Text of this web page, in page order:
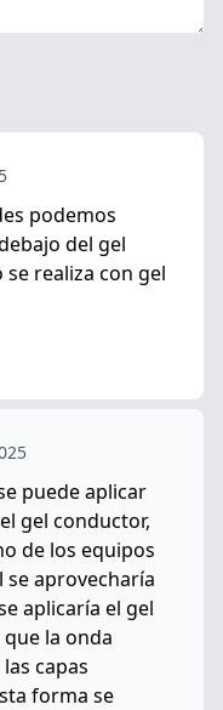
podemos
del gel
realiza con gel
puede aplicar
gel conductor,
de los equipos
aprovecharía
aplicaría el gel
la onda
capas
forma se